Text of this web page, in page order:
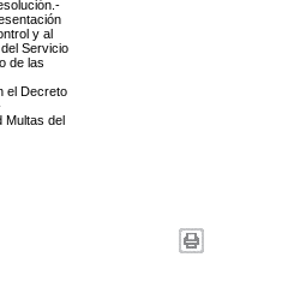
y al
Servicio
de las
el Decreto
Multas del